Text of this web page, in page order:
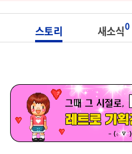
스토리 새소식0